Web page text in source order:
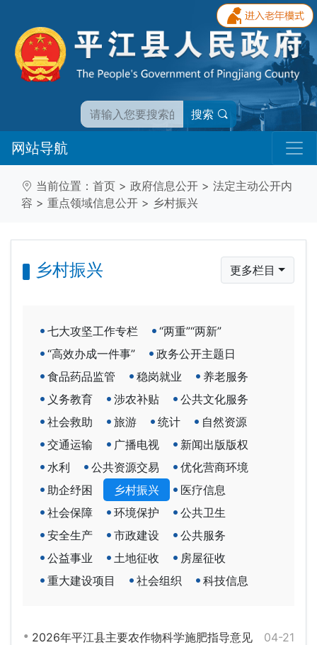
搜索
网站导航
当前位置： 首页 > 政府信息公开 > 法定主动公开内
容 > 重点领域信息公开 > 乡村振兴
乡村振兴 更多栏目
七大攻坚工作专栏
“两重”“两新”
“高效办成一件事”
政务公开主题日
食品药品监管
稳岗就业
养老服务
义务教育
涉农补贴
公共文化服务
社会救助
旅游 统计
自然资源
交通运输
广播电视
新闻出版版权
水利
公共资源交易
优化营商环境
助企纾困
乡村振兴
医疗信息
社会保障
环境保护
公共卫生
安全生产
市政建设
公共服务
公益事业
土地征收
房屋征收
重大建设项目
社会组织 科技信息
04-21
2026年平江县主要农作物科学施肥指导意见